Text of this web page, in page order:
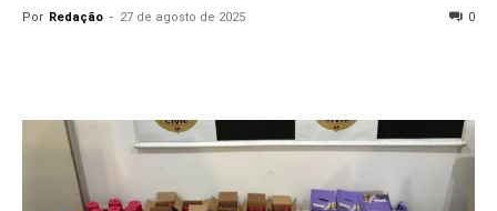
Por Redação - 27 de agosto de 2025 0